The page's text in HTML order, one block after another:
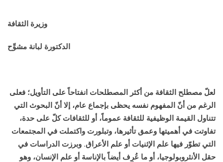
وزيرة الثقافة
الدكتورة لبانة مشوِّح
لعلّ مصطلح الثقافة من أكثر المصطلحات انفتاحاً على التأويل؛ فعلى
الرغم من أنّ المفهوم نفسه يحظى بإجماع عام، إلا أنّ البحوث التي
تتناول القيمة الوظيفية للثقافة عموماً، أو للثقافات كلّ على حدة،
تفاوتت في أهميتها وعمق تأثيرها، وتبلورت واكتملت في المجتمعات
التي تطوّر فيها علم الإثنيات أو علم الأعراق. وبرزت الدراسات في
حقل الأنثروبولوجيا، أو ما عُرِف أيضاً بالإناسة أو علم الإنسان، وهو